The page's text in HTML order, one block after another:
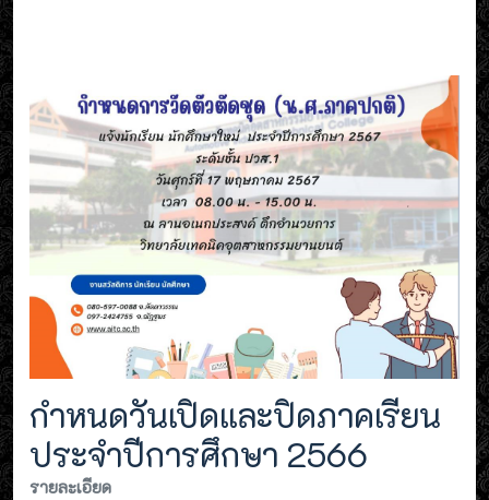
กำหนดวันเปิดและปิดภาคเรียน
ประจำปีการศึกษา 2566
รายละเอียด